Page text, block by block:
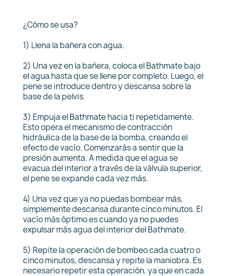
¿Cómo se usa?
1) Llena la bañera con agua.
2) Una vez en la bañera, coloca el Bathmate bajo
el agua hasta que se llene por completo. Luego, el
pene se introduce dentro y descansa sobre la
base de la pelvis.
3) Empuja el Bathmate hacia ti repetidamente.
Esto opera el mecanismo de contracción
hidráulica de la base de la bomba, creando el
efecto de vacío. Comenzarás a sentir que la
presión aumenta. A medida que el agua se
evacua del interior a través de la válvula superior,
el pene se expande cada vez más.
4) Una vez que ya no puedas bombear más,
simplemente descansa durante cinco minutos. El
vacío más óptimo es cuando ya no puedes
expulsar más agua del interior del Bathmate.
5) Repite la operación de bombeo cada cuatro o
cinco minutos, descansa y repite la maniobra. Es
necesario repetir esta operación, ya que en cada